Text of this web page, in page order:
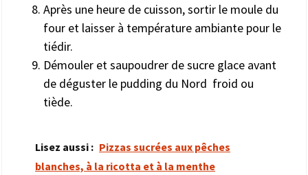
Après une heure de cuisson, sortir le moule du
four et laisser à température ambiante pour le
tiédir.
Démouler et saupoudrer de sucre glace avant
de déguster le pudding du Nord froid ou
tiède.
Lisez aussi : Pizzas sucrées aux pêches
blanches, à la ricotta et à la menthe